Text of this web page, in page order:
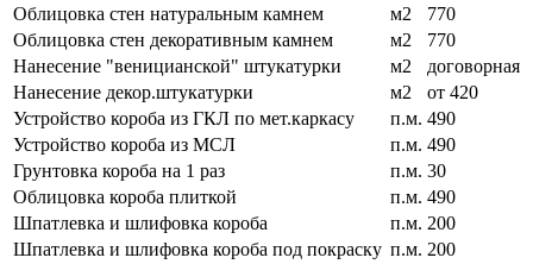
Облицовка стен натуральным камнем
м2
770
Облицовка стен декоративным камнем
м2
770
Нанесение "веницианской" штукатурки
м2
договорная
Нанесение декор.штукатурки
м2
от 420
Устройство короба из ГКЛ по мет.каркасу
п.м. 490
Устройство короба из МСЛ
п.м. 490
Грунтовка короба на 1 раз
п.м. 30
Облицовка короба плиткой
п.м. 490
Шпатлевка и шлифовка короба
п.м. 200
Шпатлевка и шлифовка короба под покраску п.м. 200